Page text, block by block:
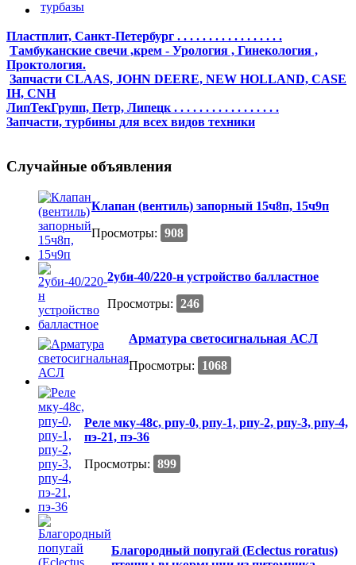
Пластплит, Санкт-Петербург . . . . . . . . . . . . . . . . .
Тамбуканские свечи ,крем - Урология , Гинекология ,
Проктология.
Запчасти CLAAS, JOHN DEERE, NEW HOLLAND, CASE
IH, CNH
ЛипТекГрупп, Петр, Липецк . . . . . . . . . . . . . . . . .
Запчасти, турбины для всех видов техники
Случайные объявления
Клапан (вентиль) запорный 15ч8п, 15ч9п
Просмотры: 908
2уби-40/220-н устройство балластное
Просмотры: 246
Арматура светосигнальная АСЛ
Просмотры:
1068
Реле мку-48с, рпу-0, рпу-1, рпу-2, рпу-3, рпу-4,
пэ-21, пэ-36
Просмотры: 899
Благородный попугай (Eclectus roratus)